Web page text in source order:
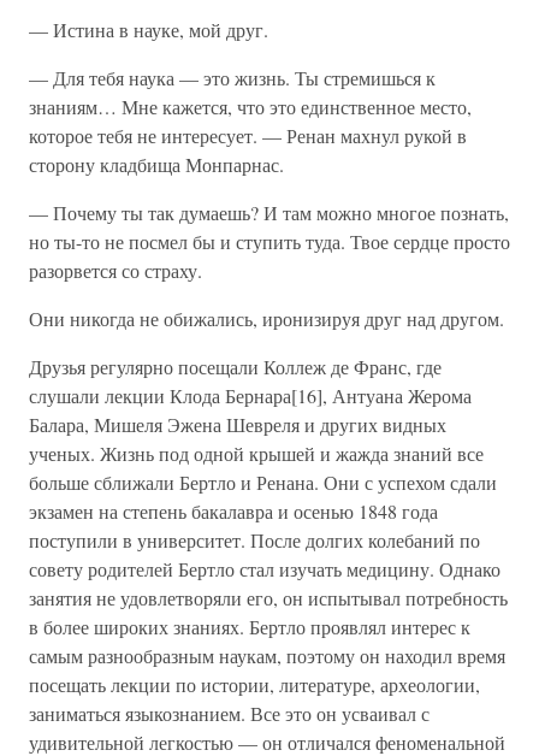
— Истина в науке, мой друг.
— Для тебя наука — это жизнь. Ты стремишься к
знаниям… Мне кажется, что это единственное место,
которое тебя не интересует. — Ренан махнул рукой в
сторону кладбища Монпарнас.
— Почему ты так думаешь? И там можно многое познать,
но ты-то не посмел бы и ступить туда. Твое сердце просто
разорвется со страху.
Они никогда не обижались, иронизируя друг над другом.
Друзья регулярно посещали Коллеж де Франс, где
слушали лекции Клода Бернара[16], Антуана Жерома
Балара, Мишеля Эжена Шевреля и других видных
ученых. Жизнь под одной крышей и жажда знаний все
больше сближали Бертло и Ренана. Они с успехом сдали
экзамен на степень бакалавра и осенью 1848 года
поступили в университет. После долгих колебаний по
совету родителей Бертло стал изучать медицину. Однако
занятия не удовлетворяли его, он испытывал потребность
в более широких знаниях. Бертло проявлял интерес к
самым разнообразным наукам, поэтому он находил время
посещать лекции по истории, литературе, археологии,
заниматься языкознанием. Все это он усваивал с
удивительной легкостью — он отличался феноменальной